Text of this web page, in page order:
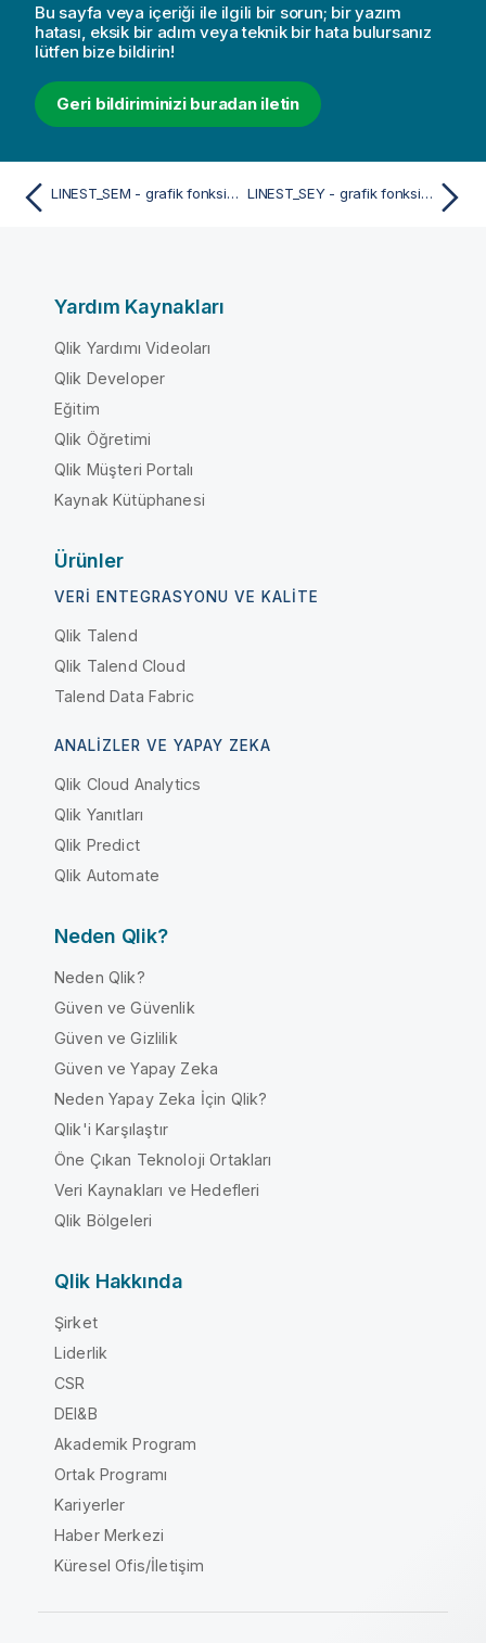
Bu sayfa veya içeriği ile ilgili bir sorun; bir yazım
hatası, eksik bir adım veya teknik bir hata bulursanız
lütfen bize bildirin!
Geri bildiriminizi buradan iletin
LINEST_SEM - grafik fonksiyonu LINEST_SEY - grafik fonksiyonu
Yardım Kaynakları
Qlik Yardımı Videoları
Qlik Developer
Eğitim
Qlik Öğretimi
Qlik Müşteri Portalı
Kaynak Kütüphanesi
Ürünler
VERI ENTEGRASYONU VE KALITE
Qlik Talend
Qlik Talend Cloud
Talend Data Fabric
ANALIZLER VE YAPAY ZEKA
Qlik Cloud Analytics
Qlik Yanıtları
Qlik Predict
Qlik Automate
Neden Qlik?
Neden Qlik?
Güven ve Güvenlik
Güven ve Gizlilik
Güven ve Yapay Zeka
Neden Yapay Zeka İçin Qlik?
Qlik'i Karşılaştır
Öne Çıkan Teknoloji Ortakları
Veri Kaynakları ve Hedefleri
Qlik Bölgeleri
Qlik Hakkında
Şirket
Liderlik
CSR
DEI&B
Akademik Program
Ortak Programı
Kariyerler
Haber Merkezi
Küresel Ofis/İletişim